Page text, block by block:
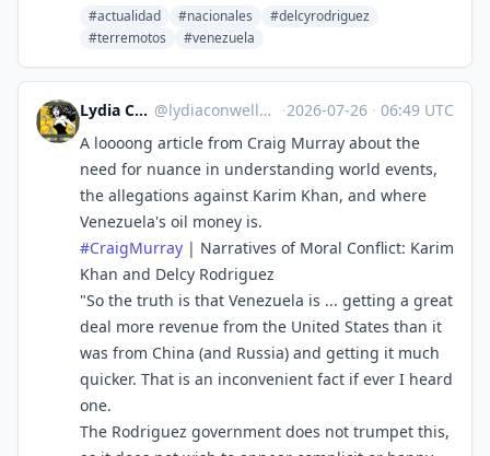
#actualidad #nacionales
#delcyrodriguez
#terremotos
#venezuela
Lydia Conwell @lydiaconwell@todon.nl ·2026-07-26 · 06:49 UTC
A loooong article from Craig Murray about the
need for nuance in understanding world events,
the allegations against Karim Khan, and where
Venezuela's oil money is.
#CraigMurray | Narratives of Moral Conflict: Karim
Khan and Delcy Rodriguez
"So the truth is that Venezuela is ... getting a great
deal more revenue from the United States than it
was from China (and Russia) and getting it much
quicker. That is an inconvenient fact if ever I heard
one.
The Rodriguez government does not trumpet this,